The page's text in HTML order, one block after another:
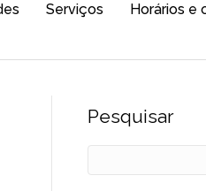
Serviços Horários e
Pesquisar